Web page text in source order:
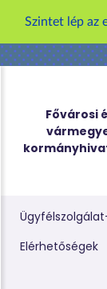
Szintet lép az
Fővárosi
Kereső
Elérhetőségek